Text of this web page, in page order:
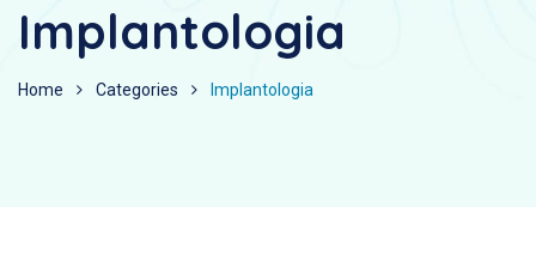
Implantologia
Home Categories Implantologia